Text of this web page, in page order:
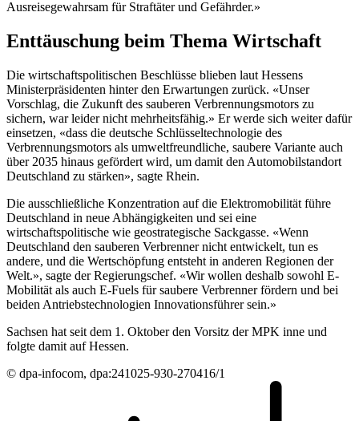
Ausreisegewahrsam für Straftäter und Gefährder.»
Enttäuschung beim Thema Wirtschaft
Die wirtschaftspolitischen Beschlüsse blieben laut Hessens
Ministerpräsidenten hinter den Erwartungen zurück. «Unser
Vorschlag, die Zukunft des sauberen Verbrennungsmotors zu
sichern, war leider nicht mehrheitsfähig.» Er werde sich weiter dafür
einsetzen, «dass die deutsche Schlüsseltechnologie des
Verbrennungsmotors als umweltfreundliche, saubere Variante auch
über 2035 hinaus gefördert wird, um damit den Automobilstandort
Deutschland zu stärken», sagte Rhein.
Die ausschließliche Konzentration auf die Elektromobilität führe
Deutschland in neue Abhängigkeiten und sei eine
wirtschaftspolitische wie geostrategische Sackgasse. «Wenn
Deutschland den sauberen Verbrenner nicht entwickelt, tun es
andere, und die Wertschöpfung entsteht in anderen Regionen der
Welt.», sagte der Regierungschef. «Wir wollen deshalb sowohl E-
Mobilität als auch E-Fuels für saubere Verbrenner fördern und bei
beiden Antriebstechnologien Innovationsführer sein.»
Sachsen hat seit dem 1. Oktober den Vorsitz der MPK inne und
folgte damit auf Hessen.
© dpa-infocom, dpa:241025-930-270416/1